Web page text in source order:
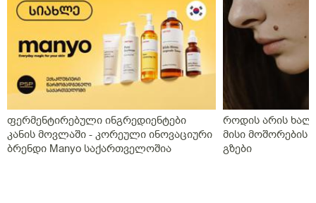
ფერმენტირებული ინგრედიენტები
კანის მოვლაში - კორეული ინოვაციური
ბრენდი Manyo საქართველოშია
როდის არის
მისი მოშორების
გზები